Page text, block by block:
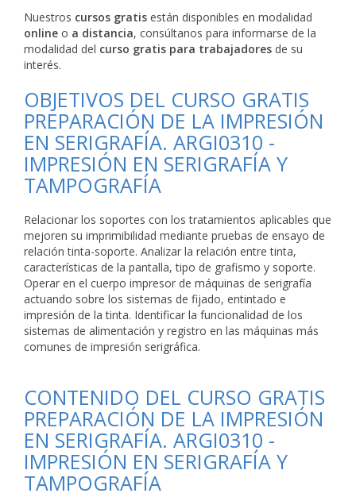
Nuestros cursos gratis están disponibles en modalidad
online o a distancia, consúltanos para informarse de la
modalidad del curso gratis para trabajadores de su
interés.
OBJETIVOS DEL CURSO GRATIS
PREPARACIÓN DE LA IMPRESIÓN
EN SERIGRAFÍA. ARGI0310 -
IMPRESIÓN EN SERIGRAFÍA Y
TAMPOGRAFÍA
Relacionar los soportes con los tratamientos aplicables que
mejoren su imprimibilidad mediante pruebas de ensayo de
relación tinta-soporte. Analizar la relación entre tinta,
características de la pantalla, tipo de grafismo y soporte.
Operar en el cuerpo impresor de máquinas de serigrafía
actuando sobre los sistemas de fijado, entintado e
impresión de la tinta. Identificar la funcionalidad de los
sistemas de alimentación y registro en las máquinas más
comunes de impresión serigráfica.
CONTENIDO DEL CURSO GRATIS
PREPARACIÓN DE LA IMPRESIÓN
EN SERIGRAFÍA. ARGI0310 -
IMPRESIÓN EN SERIGRAFÍA Y
TAMPOGRAFÍA